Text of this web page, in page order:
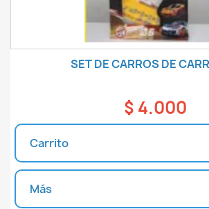
SET DE CARROS DE
$ 4.000
Carrito
Más